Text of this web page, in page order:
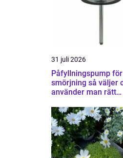
31 juli 2026
Påfyllningspump för
smörjning så väljer och
använder man rätt